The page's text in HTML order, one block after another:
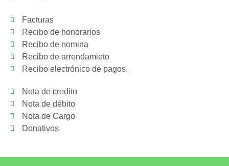
Facturas
Recibo de honorarios
Recibo de nomina
Recibo de arrendamieto
Recibo electrónico de pagos,
Nota de credito
Nota de débito
Nota de Cargo
Donativos